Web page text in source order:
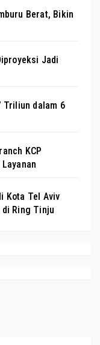
Berat, Bikin
Jadi
Triliun dalam 6
KCP
Kota Tel Aviv
Ring Tinju